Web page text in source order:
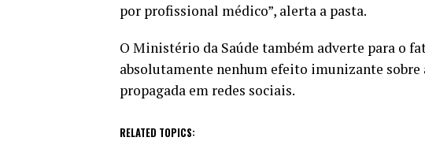
por profissional médico”, alerta a pasta.
O Ministério da Saúde também adverte para o
absolutamente nenhum efeito imunizante
propagada em redes sociais.
RELATED TOPICS: